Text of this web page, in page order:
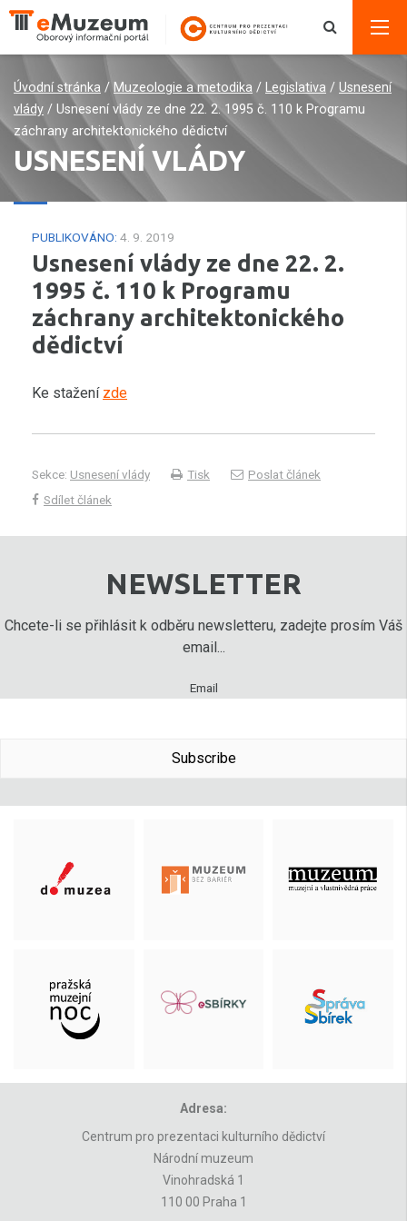
Úvodní stránka / Muzeologie a metodika / Legislativa / Usnesení
vlády / Usnesení vlády ze dne 22. 2. 1995 č. 110 k Programu
záchrany architektonického dědictví
USNESENÍ VLÁDY
PUBLIKOVÁNO: 4. 9. 2019
Usnesení vlády ze dne 22. 2.
1995 č. 110 k Programu
záchrany architektonického
dědictví
Ke stažení zde
Sekce: Usnesení vlády Tisk
Poslat článek
Sdílet článek
NEWSLETTER
Chcete-li se přihlásit k odběru newsletteru, zadejte prosím Váš
email...
Email
Subscribe
Adresa:
Centrum pro prezentaci kulturního dědictví
Národní muzeum
Vinohradská 1
110 00 Praha 1